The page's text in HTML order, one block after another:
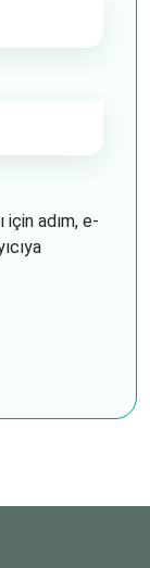
için adım, e-